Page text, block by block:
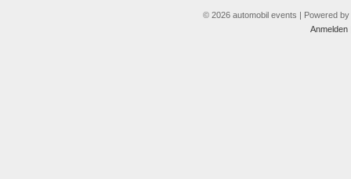
© 2026 automobil events | Powered by
Anmelden|